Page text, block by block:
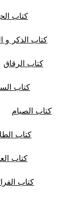
كتاب
كتاب الذكر و
كتاب الرقاق
كتاب
كتاب الصيام
كتاب
كتاب
كتاب